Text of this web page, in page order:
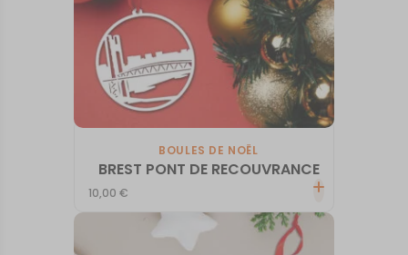
BOULES DE NOËL
BREST PONT DE RECOUVRANCE
10,00€